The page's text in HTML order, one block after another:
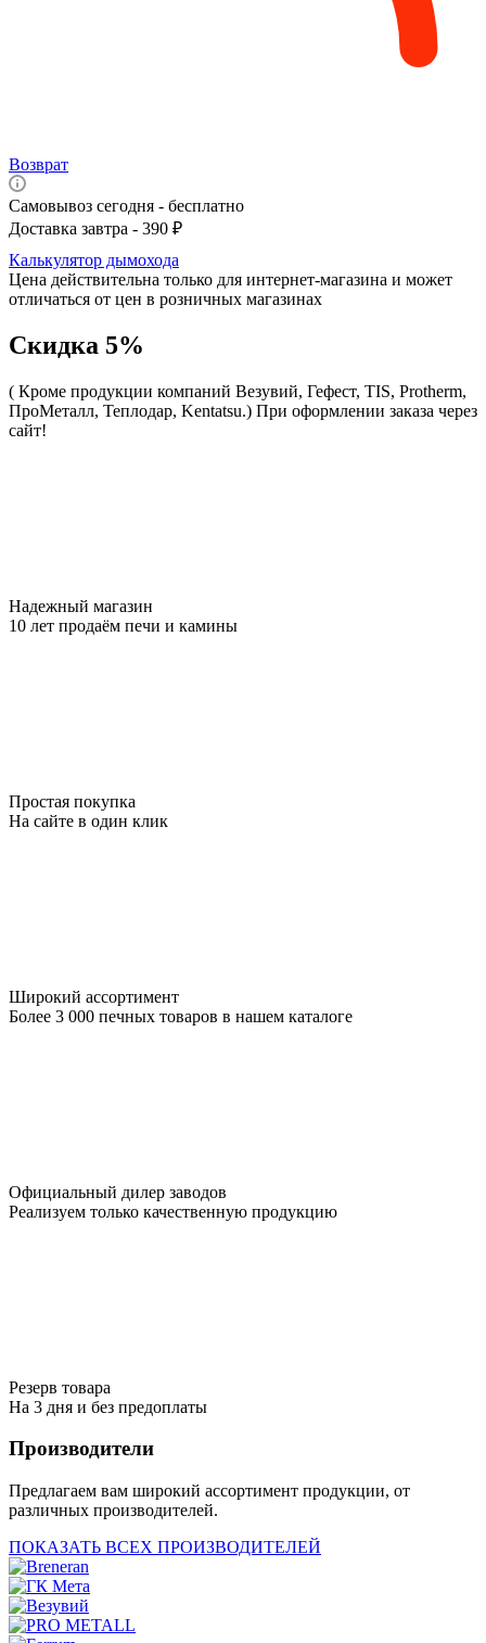
Возврат
Самовывоз сегодня - бесплатно
Доставка завтра - 390 ₽
Калькулятор дымохода
Цена действительна только для интернет-магазина и может
отличаться от цен в розничных магазинах
Скидка 5%
( Кроме продукции компаний Везувий, Гефест, TIS, Protherm,
ПроМеталл, Теплодар, Kentatsu.) При оформлении заказа через
сайт!
Надежный магазин
10 лет продаём печи и камины
Простая покупка
На сайте в один клик
Широкий ассортимент
Более 3 000 печных товаров в нашем каталоге
Официальный дилер заводов
Реализуем только качественную продукцию
Резерв товара
На 3 дня и без предоплаты
Производители
Предлагаем вам широкий ассортимент продукции, от
различных производителей.
ПОКАЗАТЬ ВСЕХ ПРОИЗВОДИТЕЛЕЙ